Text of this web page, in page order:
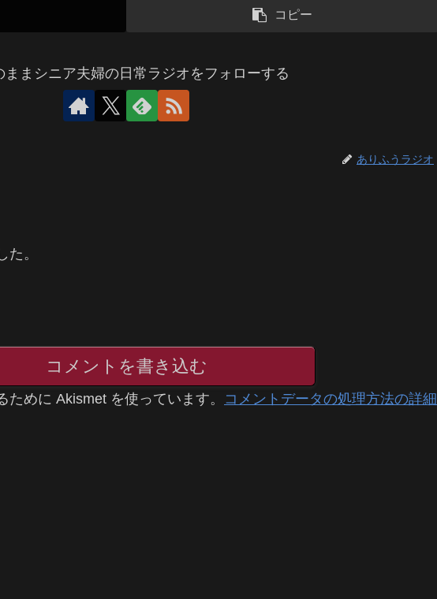
コピー
ままシニア夫婦の日常ラジオをフォローする
ありふうラジオ
。
コメントを書き込む
めに Akismet を使っています。 コメントデータの処理方法の詳細